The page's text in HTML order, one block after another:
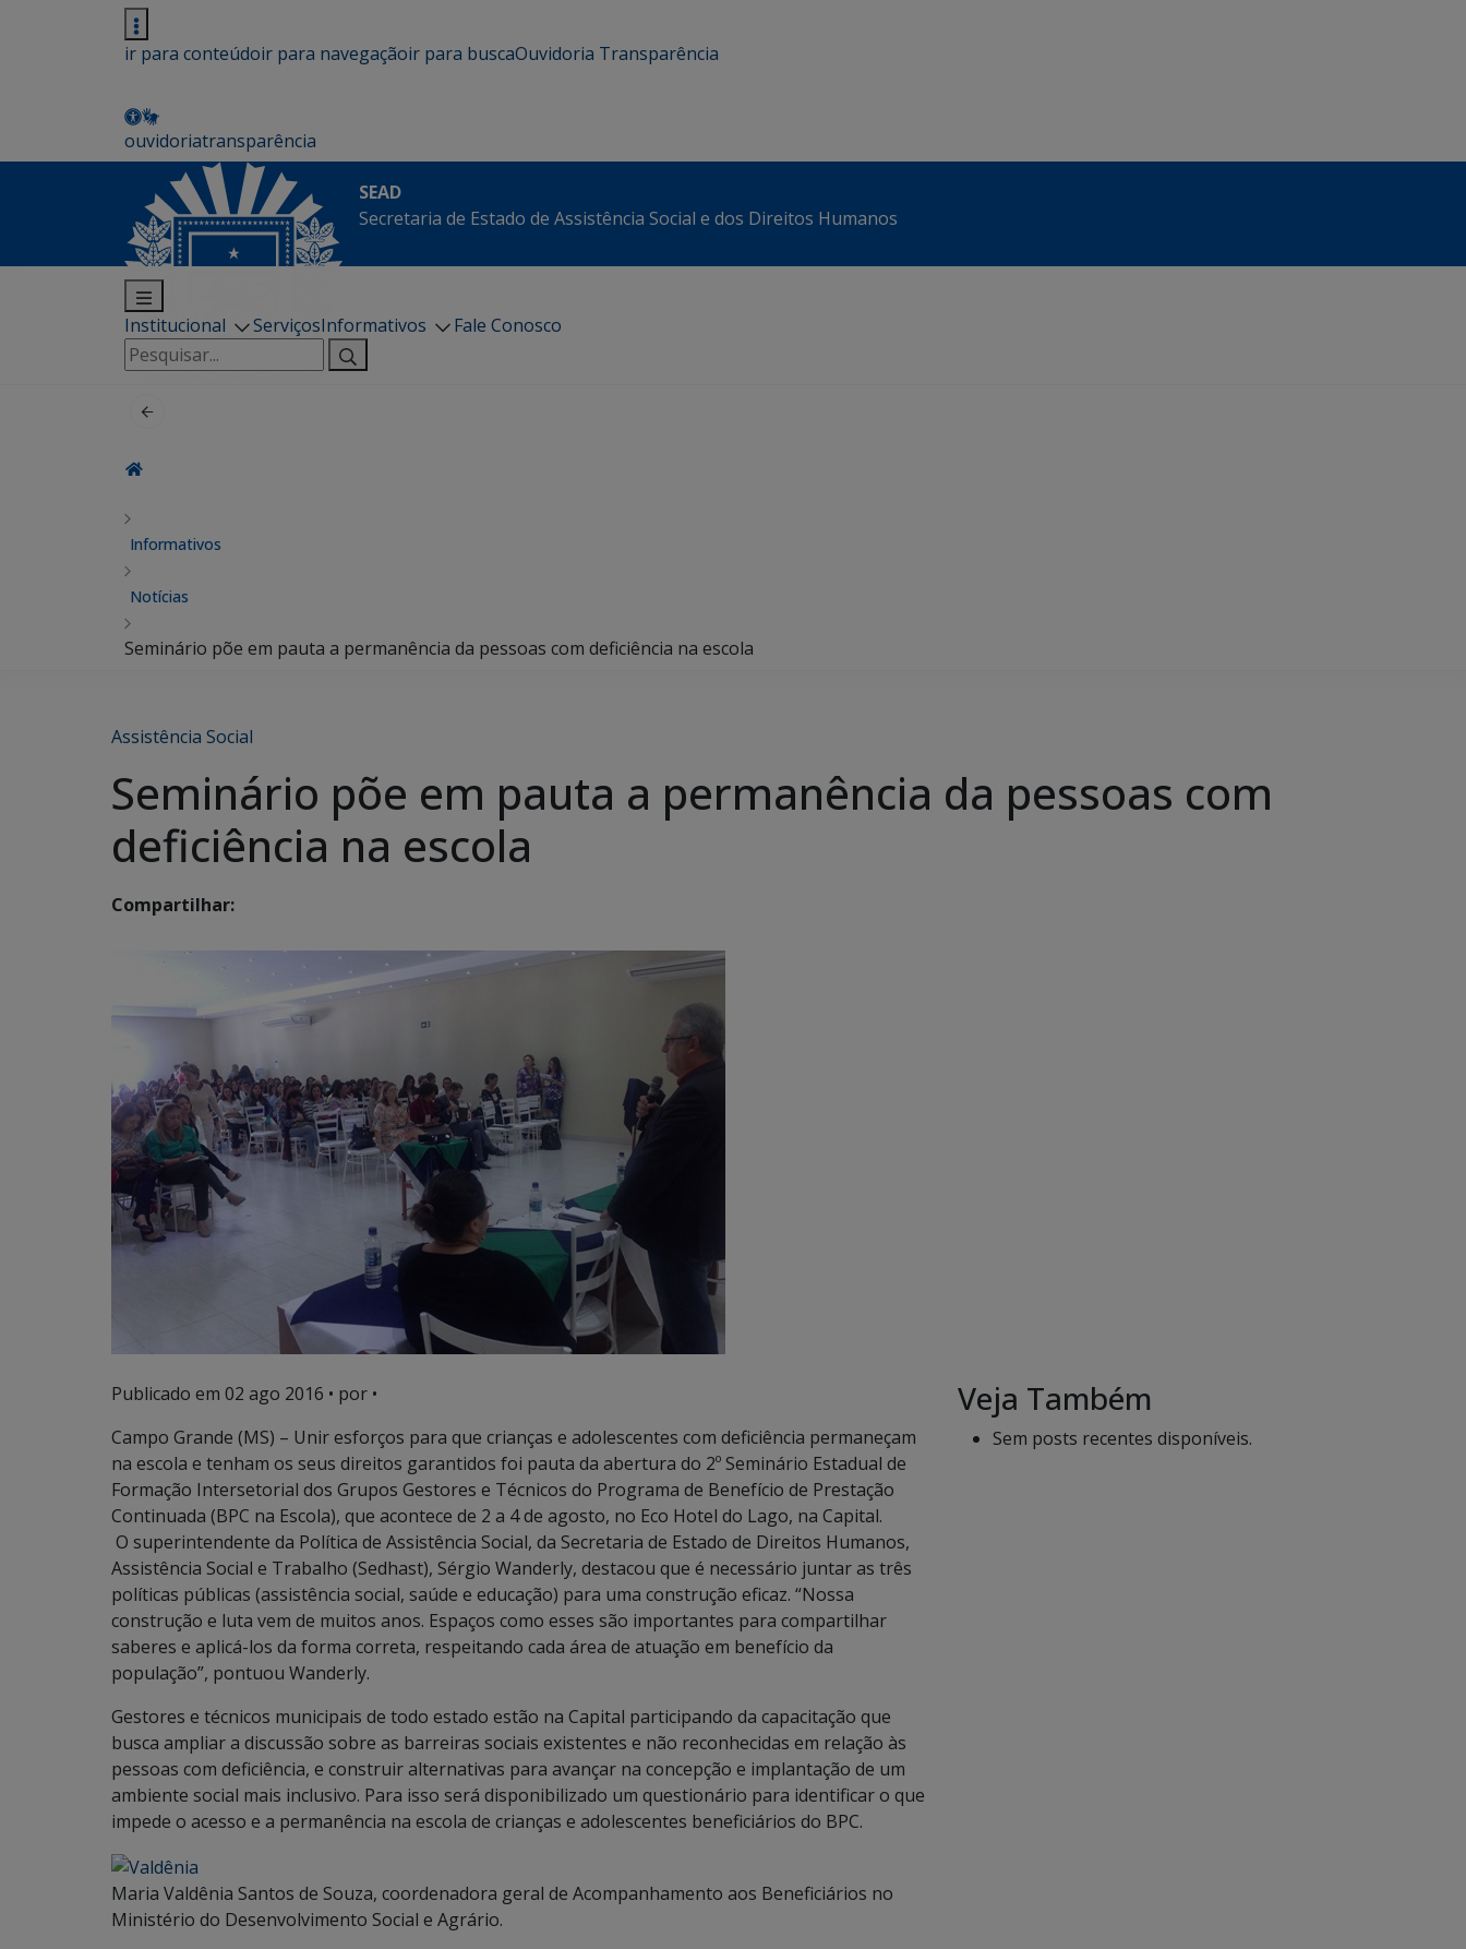
ir para conteúdoir para navegaçãoir para buscaOuvidoria Transparência
ouvidoriatransparência
SEAD
Secretaria de Estado de Assistência Social e dos Direitos Humanos
Institucional ServiçosInformativos
Fale Conosco
Pesquisar
por:
Informativos
Notícias
Seminário põe em pauta a permanência da pessoas com deficiência na escola
Assistência Social
Seminário põe em pauta a permanência da pessoas com
deficiência na escola
Compartilhar:
Publicado em 02 ago 2016 • por •
Campo Grande (MS) – Unir esforços para que crianças e adolescentes com deficiência permaneçam
na escola e tenham os seus direitos garantidos foi pauta da abertura do 2º Seminário Estadual de
Formação Intersetorial dos Grupos Gestores e Técnicos do Programa de Benefício de Prestação
Continuada (BPC na Escola), que acontece de 2 a 4 de agosto, no Eco Hotel do Lago, na Capital.
O superintendente da Política de Assistência Social, da Secretaria de Estado de Direitos Humanos,
Assistência Social e Trabalho (Sedhast), Sérgio Wanderly, destacou que é necessário juntar as três
políticas públicas (assistência social, saúde e educação) para uma construção eficaz. “Nossa
construção e luta vem de muitos anos. Espaços como esses são importantes para compartilhar
saberes e aplicá-los da forma correta, respeitando cada área de atuação em benefício da
população”, pontuou Wanderly.
Gestores e técnicos municipais de todo estado estão na Capital participando da capacitação que
busca ampliar a discussão sobre as barreiras sociais existentes e não reconhecidas em relação às
pessoas com deficiência, e construir alternativas para avançar na concepção e implantação de um
ambiente social mais inclusivo. Para isso será disponibilizado um questionário para identificar o que
impede o acesso e a permanência na escola de crianças e adolescentes beneficiários do BPC.
Maria Valdênia Santos de Souza, coordenadora geral de Acompanhamento aos Beneficiários no
Ministério do Desenvolvimento Social e Agrário.
Veja Também
Sem posts recentes disponíveis.